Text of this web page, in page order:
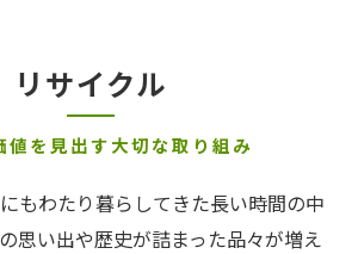
リサイクル
値を見出す大切な取り組み
もわたり暮らしてきた長い時間の中
思い出や歴史が詰まった品々が増え